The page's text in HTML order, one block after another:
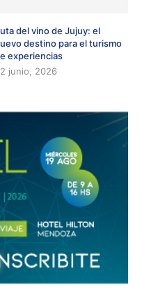
del vino de Jujuy: el
destino para el turismo
experiencias
junio, 2026